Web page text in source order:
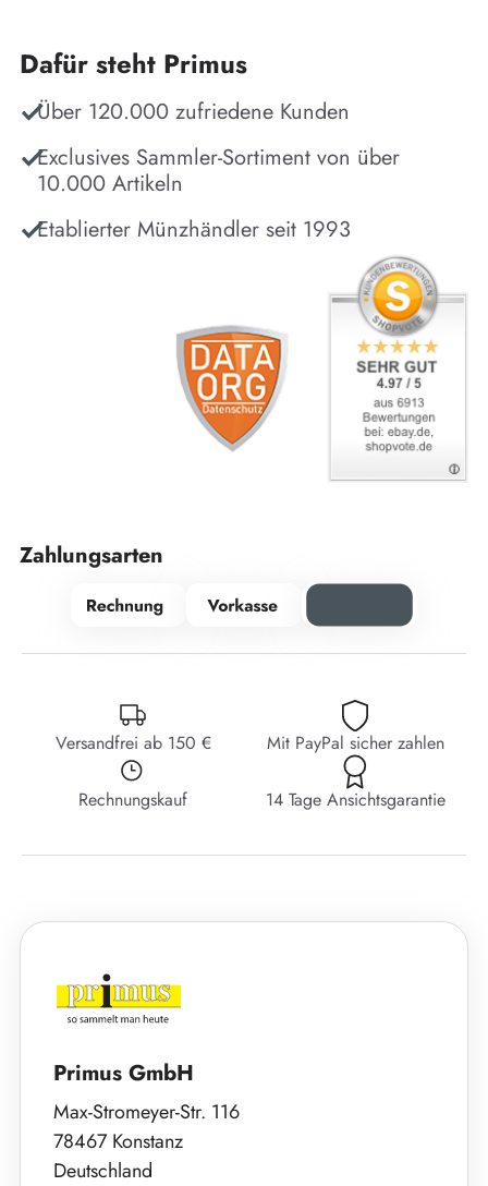
Dafür steht Primus
Über 120.000 zufriedene Kunden
Exclusives Sammler-Sortiment von über
10.000 Artikeln
Etablierter Münzhändler seit 1993
Zahlungsarten
Versandfrei ab 150 € Mit PayPal sicher zahlen
Rechnungskauf 14 Tage Ansichtsgarantie
Primus GmbH
Max-Stromeyer-Str. 116
78467 Konstanz
Deutschland